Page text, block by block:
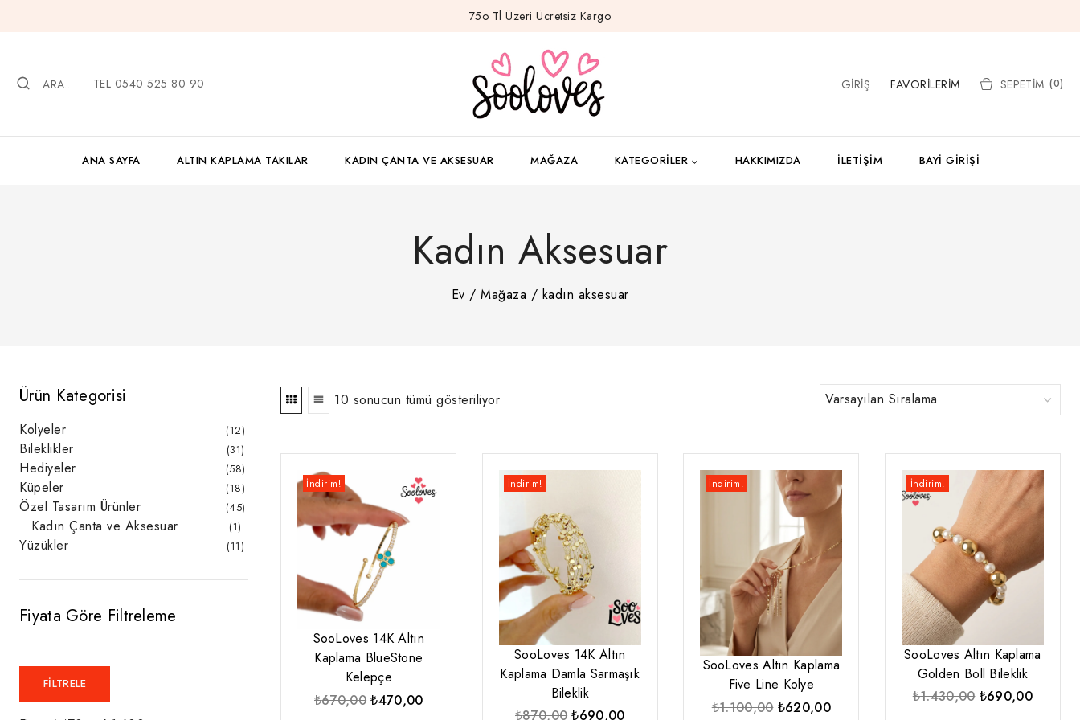
75o Tl Üzeri Ücretsiz Kargo
ARA.. TEL 0540 525 80 90 GIRIŞ FAVORILERIM SEPETIM (0)
ANA SAYFA ALTIN KAPLAMA TAKILAR KADIN ÇANTA VE AKSESUAR MAĞAZA KATEGORILER HAKKIMIZDA İLETIŞIM BAYI GIRIŞI
Kadın Aksesuar
Ev / Mağaza / kadın aksesuar
10 sonucun tümü gösteriliyor
İndirim!
SooLoves 14K Altın
Kaplama BlueStone
Kelepçe
₺670,00 Orijinal
₺470,00Şu
İndirim!
SooLoves 14K Altın
Kaplama Damla Sarmaşık
Bileklik
₺870,00 Orijinal
₺690,00Şu
İndirim!
SooLoves Altın Kaplama
Five Line Kolye
₺1.100,00 Orijinal
₺620,00Şu
İndirim!
SooLoves Altın Kaplama
Golden Boll Bileklik
₺1.430,00 Orijinal
₺690,00Şu
Ürün Kategorisi
Kolyeler 1212
ürün
Bileklikler 3131
ürün
Hediyeler 5858
ürün
Küpeler 1818
ürün
Özel Tasarım Ürünler 4545
Kadın Çanta ve Aksesuar 11
ürün
Yüzükler 1111
Fiyata Göre Filtreleme
FILTRELE